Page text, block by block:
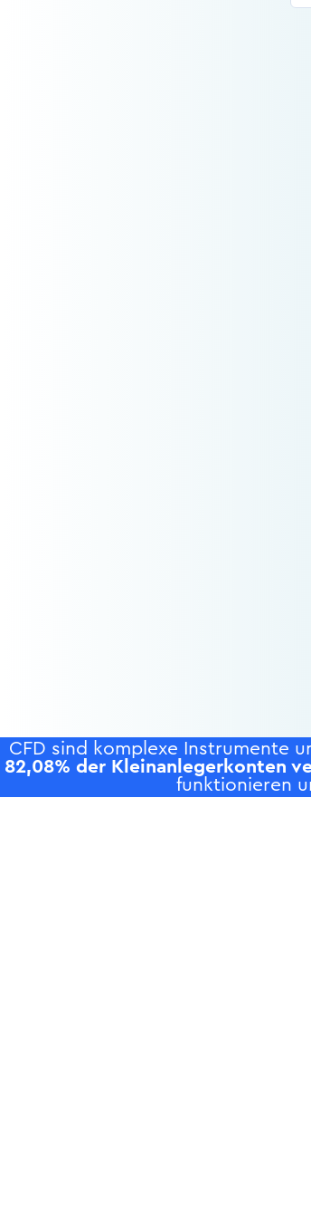
CFD sind komplexe Instrumente
82,08% der Kleinanlegerkonten
funktionieren